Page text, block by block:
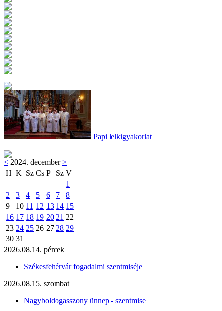
Papi lelkigyakorlat
< 2024. december>
H K Sz Cs P Sz V
1
2
3 4 5 6 7
8
9
10 11 12 13 14 15
16 17 18 19 20 21 22
23 24 25 26 27 28 29
30 31
2026.08.14. péntek
Székesfehérvár fogadalmi szentmiséje
2026.08.15. szombat
Nagyboldogasszony ünnep - szentmise